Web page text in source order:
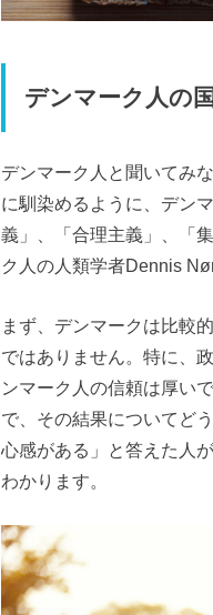
デンマーク人の
デンマーク人と聞いてみ
に馴染めるように、デン
義」、「合理主義」、「
ク人の人類学者Dennis
まず、デンマークは比較
ではありません。特に、
ンマーク人の信頼は厚い
で、その結果についてど
心感がある」と答えた人
わかります。